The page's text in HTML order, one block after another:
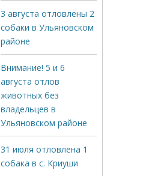
3 августа отловлены 2
собаки в Ульяновском
районе
Внимание! 5 и 6
августа отлов
животных без
владельцев в
Ульяновском районе
31 июля отловлена 1
собака в с. Криуши